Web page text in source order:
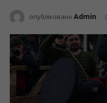
опубліковано Admin